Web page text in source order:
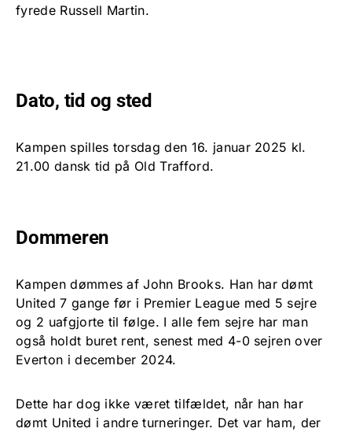
fyrede Russell Martin.
Dato, tid og sted
Kampen spilles torsdag den 16. januar 2025 kl.
21.00 dansk tid på Old Trafford.
Dommeren
Kampen dømmes af John Brooks. Han har dømt
United 7 gange før i Premier League med 5 sejre
og 2 uafgjorte til følge. I alle fem sejre har man
også holdt buret rent, senest med 4-0 sejren over
Everton i december 2024.
Dette har dog ikke været tilfældet, når han har
dømt United i andre turneringer. Det var ham, der